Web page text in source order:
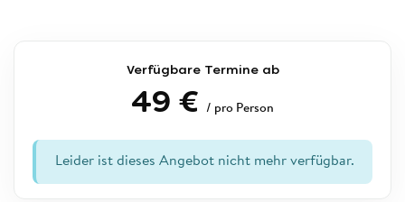
Verfügbare Termine ab
49 € / pro Person
Leider ist dieses Angebot nicht mehr verfügbar.